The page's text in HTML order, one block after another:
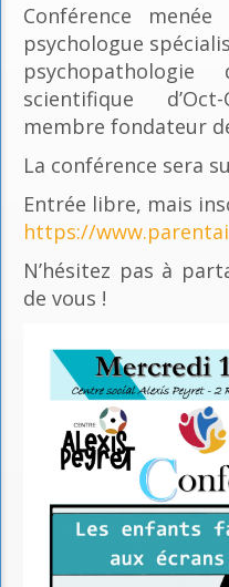
Conférence
psychologue
scientifique
membre fondateur
La conférence sera
Entrée libre, mais
https://
N’hésitez pas à
de vous !